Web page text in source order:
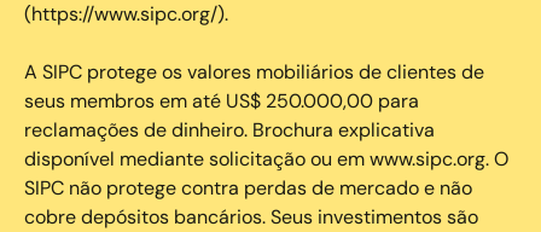
(https://www.sipc.org/).
A SIPC protege os valores mobiliários de clientes de
seus membros em até US$ 250.000,00 para
reclamações de dinheiro. Brochura explicativa
disponível mediante solicitação ou em www.sipc.org. O
SIPC não protege contra perdas de mercado e não
cobre depósitos bancários. Seus investimentos são